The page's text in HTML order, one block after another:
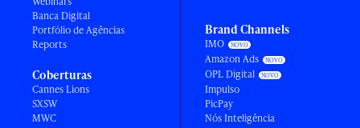
Banca Digital
Portfólio de Agências
Reports
Coberturas
Cannes Lions
SXSW
MWC
Brand Channels
IMO
Amazon Ads
OPL Digital
Impulso
PicPay
Nós Inteligência